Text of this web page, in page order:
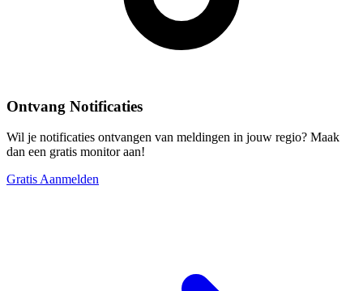
Ontvang Notificaties
Wil je notificaties ontvangen van meldingen in jouw regio? Maak
dan een gratis monitor aan!
Gratis Aanmelden